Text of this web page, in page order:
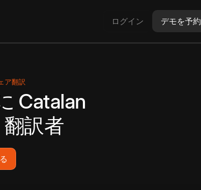
ログイン デモを予約
ア翻訳
Catalan
翻訳者